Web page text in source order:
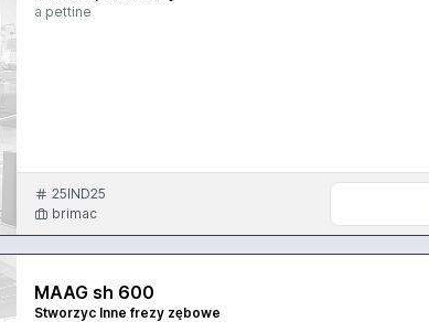
a pettine
25IND25
brimac
MAAG sh 600
Stworzyc Inne frezy zębowe